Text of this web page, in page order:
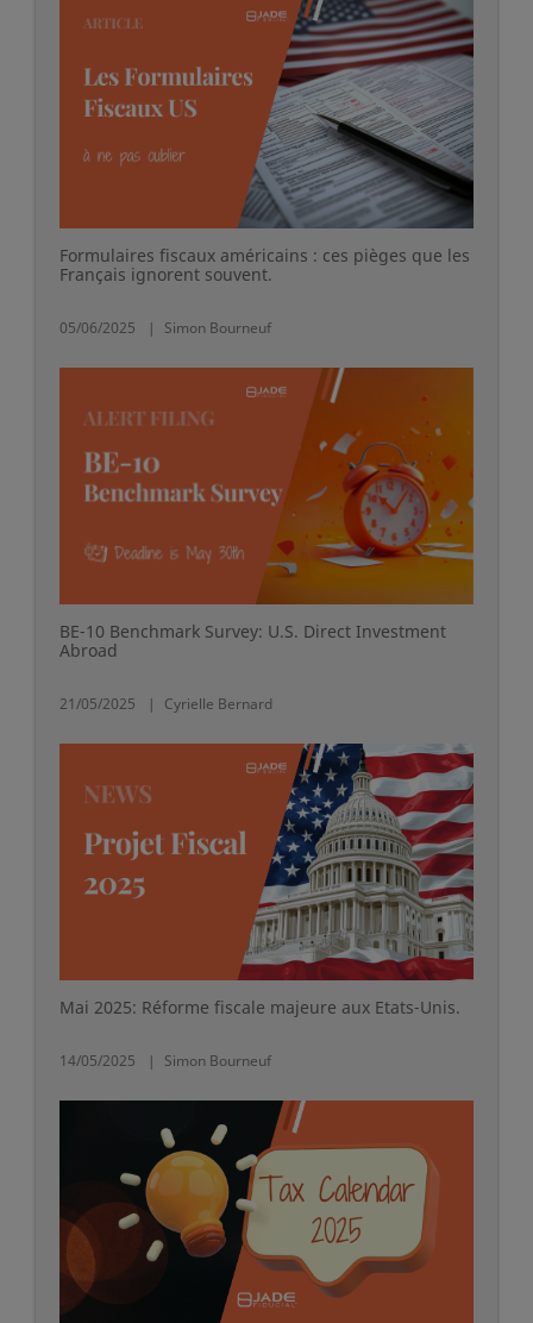
Formulaires fiscaux américains : ces pièges que les
Français ignorent souvent.
05/06/2025 Simon Bourneuf
BE-10 Benchmark Survey: U.S. Direct Investment
Abroad
21/05/2025 Cyrielle Bernard
Mai 2025: Réforme fiscale majeure aux Etats-Unis.
14/05/2025 Simon Bourneuf